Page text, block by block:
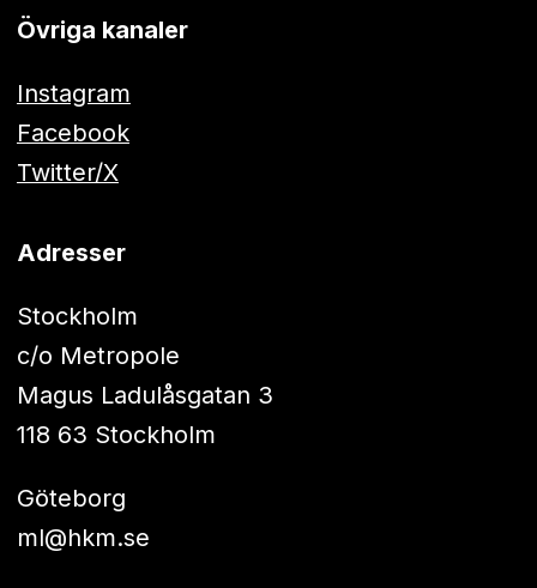
Övriga kanaler
Instagram
Facebook
Twitter/X
Adresser
Stockholm
c/o Metropole
Magus Ladulåsgatan 3
118 63 Stockholm
Göteborg
ml@hkm.se